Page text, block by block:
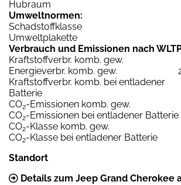
Hubraum
Umweltnormen:
Schadstoffklasse
Umweltplakette
Verbrauch und Emissionen nach
Kraftstoffverbr. komb. gew.
Energieverbr. komb. gew.
Kraftstoffverbr. komb. bei entladener
Batterie
CO2-Emissionen komb. gew.
CO2-Emissionen bei entladener Batterie
CO2-Klasse komb. gew.
CO2-Klasse bei entladener Batterie
Standort
Details zum Jeep Grand Cherokee